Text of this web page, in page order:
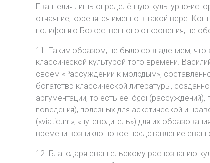
Евангелия лишь определённую культурно-
отчаяние, коренятся именно в такой вере.
полифонию Божественного откровения, не
11. Таким образом, не было совпадением, что
классической культурой того времени.
своем «Рассуждении к молодым»,
богатство классической литературы,
аргументации, то есть её lógoi (рассуждений),
поведения), полезных для аскетической и
(«viaticum», «путеводитель») для их
времени возникло новое представление
12. Благодаря евангельскому распознанию